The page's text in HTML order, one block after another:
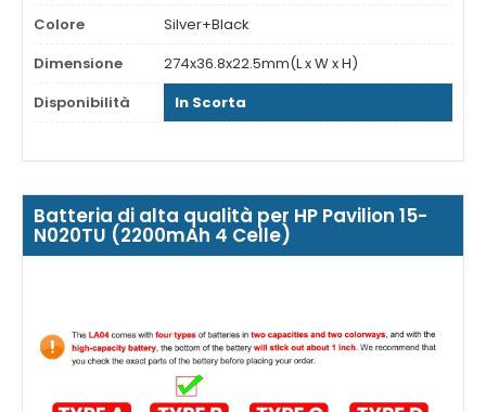
Colore
Silver+Black
Dimensione
274x36.8x22.5mm(L x W x H)
Disponibilità
In Scorta
Batteria di alta qualità per HP Pavilion 15-
N020TU (2200mAh 4 Celle)